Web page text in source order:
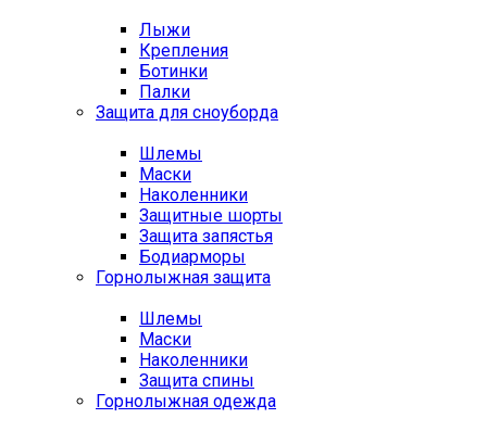
Лыжи
Крепления
Ботинки
Палки
Защита для сноуборда
Шлемы
Маски
Наколенники
Защитные шорты
Защита запястья
Бодиарморы
Горнолыжная защита
Шлемы
Маски
Наколенники
Защита спины
Горнолыжная одежда